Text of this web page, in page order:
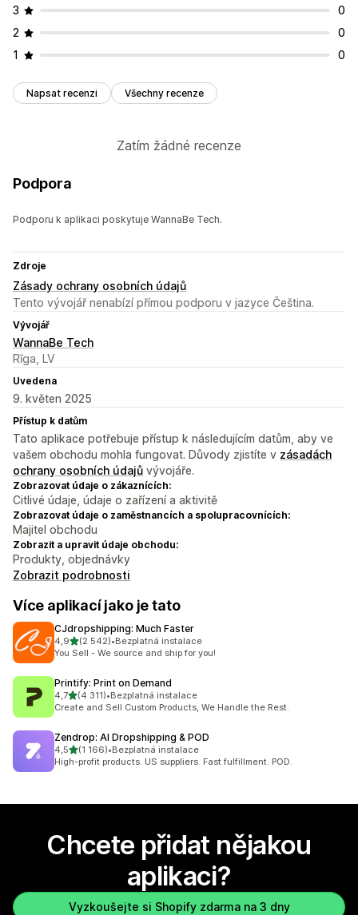
3
0
2
0
1
0
Napsat recenzi Všechny recenze
Zatím žádné recenze
Podpora
Podporu k aplikaci poskytuje WannaBe Tech.
Zdroje
Zásady ochrany osobních údajů
Tento vývojář nenabízí přímou podporu v jazyce Čeština.
Vývojář
WannaBe Tech
Rīga, LV
Uvedena
9. květen 2025
Přístup k datům
Tato aplikace potřebuje přístup k následujícím datům, aby ve
vašem obchodu mohla fungovat. Důvody zjistíte v zásadách
ochrany osobních údajů vývojáře.
Zobrazovat údaje o zákaznících:
Citlivé údaje, údaje o zařízení a aktivitě
Zobrazovat údaje o zaměstnancích a spolupracovnících:
Majitel obchodu
Zobrazit a upravit údaje obchodu:
Produkty, objednávky
Zobrazit podrobnosti
Více aplikací jako je tato
CJdropshipping: Much Faster
4,9z 5 hvězd
(2 542)
Celkový počet recenzí: 2542
•Bezplatná instalace
You Sell - We source and ship for you!
Printify: Print on Demand
4,7z 5 hvězd
(4 311)
Celkový počet recenzí: 4311
•Bezplatná instalace
Create and Sell Custom Products, We Handle the Rest.
Zendrop: AI Dropshipping & POD
4,5z 5 hvězd
(1 166)
Celkový počet recenzí: 1166
•Bezplatná instalace
High-profit products. US suppliers. Fast fulfillment. POD.
Chcete přidat nějakou
aplikaci?
Vyzkoušejte si Shopify zdarma na 3 dny